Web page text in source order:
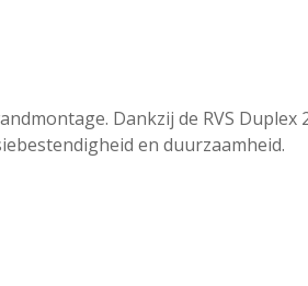
Dankzij de RVS Duplex
en duurzaamheid.